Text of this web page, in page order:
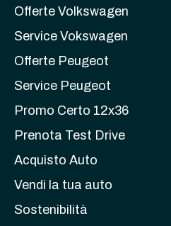
Offerte Volkswagen
Service Vokswagen
Offerte Peugeot
Service Peugeot
Promo Certo 12x36
Prenota Test Drive
Acquisto Auto
Vendi la tua auto
Sostenibilità